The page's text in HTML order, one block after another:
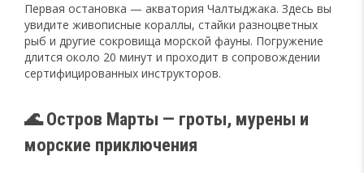
Первая остановка — акватория Чалтыджака. Здесь вы
увидите живописные кораллы, стайки разноцветных
рыб и другие сокровища морской фауны. Погружение
длится около 20 минут и проходит в сопровождении
сертифицированных инструкторов.
🌊 Остров Марты — гроты, мурены и
морские приключения